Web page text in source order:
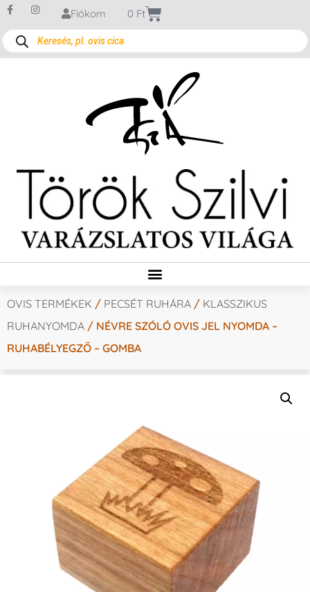
Fiókom 0 Ft
OVIS TERMÉKEK / PECSÉT RUHÁRA / KLASSZIKUS
RUHANYOMDA / NÉVRE SZÓLÓ OVIS JEL NYOMDA –
RUHABÉLYEGZŐ – GOMBA